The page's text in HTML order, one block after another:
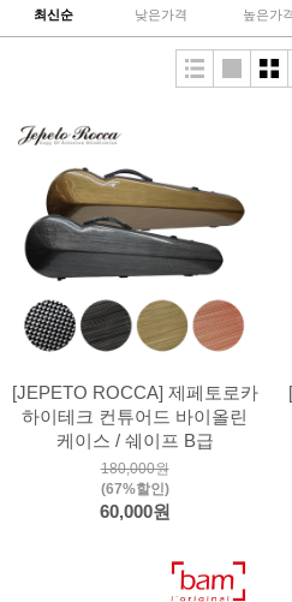
최신순 낮은가격 높은가
[JEPETO ROCCA] 제페토로카
하이테크 컨튜어드 바이올린
케이스 / 쉐이프 B급
180,000원
(67%할인)
60,000원